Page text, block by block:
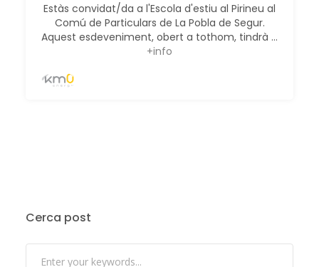
Estàs convidat/da a l'Escola d'estiu al Pirineu al
Comú de Particulars de La Pobla de Segur.
Aquest esdeveniment, obert a tothom, tindrà ...
+info
Cerca post